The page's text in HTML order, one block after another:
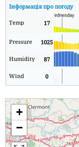
Інформація про погоду
Temp 17
Pressure 1025
Humidity 87
Wind 0
+
−